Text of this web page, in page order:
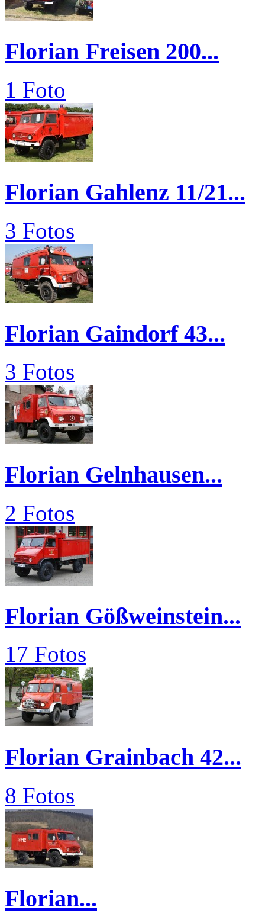
Florian Freisen 200...
1 Foto
Florian Gahlenz 11/21...
3 Fotos
Florian Gaindorf 43...
3 Fotos
Florian Gelnhausen...
2 Fotos
Florian Gößweinstein...
17 Fotos
Florian Grainbach 42...
8 Fotos
Florian...